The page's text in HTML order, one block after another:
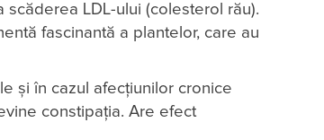
LDL-ului (colesterol rău).
fascinantă a plantelor, care au
și în cazul afecțiunilor cronice
constipația. Are efect